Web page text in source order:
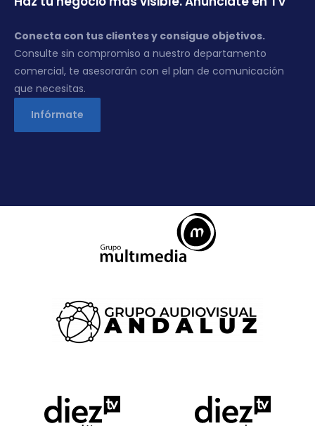
Conecta con tus clientes y consigue objetivos.
Consulte sin compromiso a nuestro departamento
comercial, te asesorarán con el plan de comunicación
que necesitas.
Infórmate